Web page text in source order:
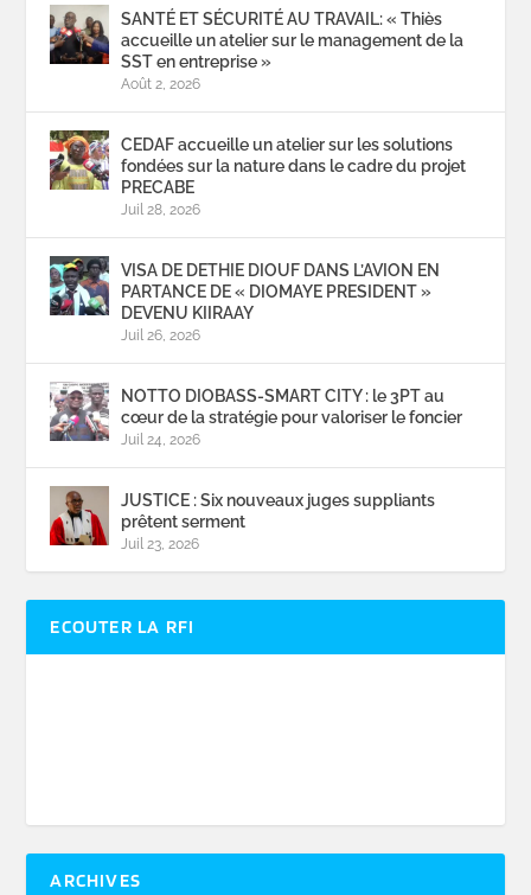
SANTÉ ET SÉCURITÉ AU TRAVAIL: « Thiès
accueille un atelier sur le management de la
SST en entreprise »
Août 2, 2026
CEDAF accueille un atelier sur les solutions
fondées sur la nature dans le cadre du projet
PRECABE
Juil 28, 2026
VISA DE DETHIE DIOUF DANS L’AVION EN
PARTANCE DE « DIOMAYE PRESIDENT »
DEVENU KIIRAAY
Juil 26, 2026
NOTTO DIOBASS-SMART CITY : le 3PT au
cœur de la stratégie pour valoriser le foncier
Juil 24, 2026
JUSTICE : Six nouveaux juges suppliants
prêtent serment
Juil 23, 2026
ECOUTER LA RFI
ARCHIVES